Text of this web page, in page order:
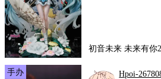
初音未来 未来有你
手办 Hpoi-